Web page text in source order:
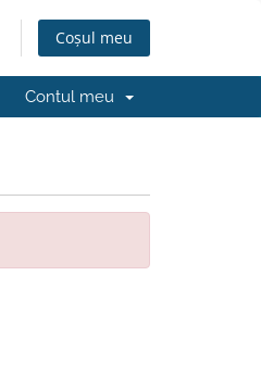
Coșul meu
Contul meu